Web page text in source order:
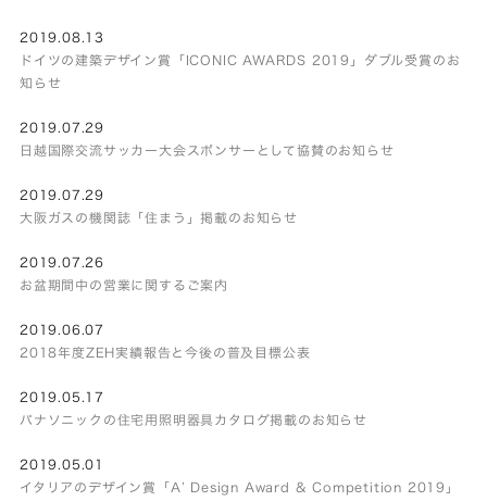
2019.08.13
ドイツの建築デザイン賞「ICONIC AWARDS 2019」ダブル受賞のお
知らせ
2019.07.29
日越国際交流サッカー大会スポンサーとして協賛のお知らせ
2019.07.29
大阪ガスの機関誌「住まう」掲載のお知らせ
2019.07.26
お盆期間中の営業に関するご案内
2019.06.07
2018年度ZEH実績報告と今後の普及目標公表
2019.05.17
パナソニックの住宅用照明器具カタログ掲載のお知らせ
2019.05.01
イタリアのデザイン賞「A’ Design Award & Competition 2019」